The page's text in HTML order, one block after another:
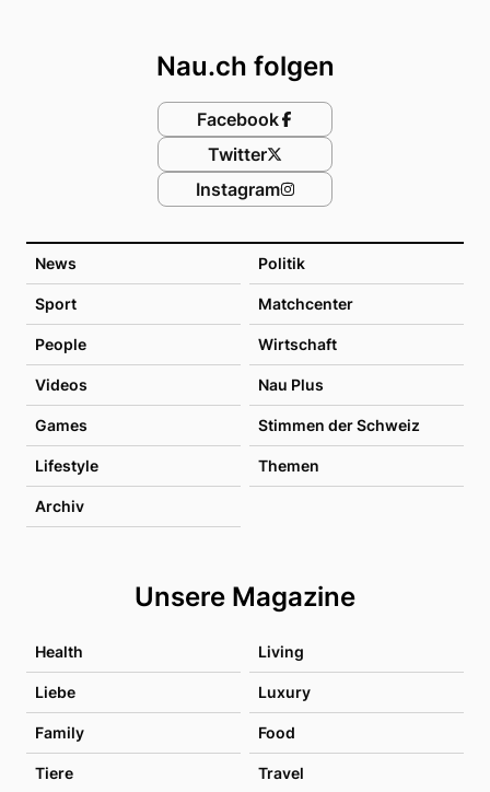
News Politik
Sport Matchcenter
People Wirtschaft
Videos Nau Plus
Games Stimmen der Schweiz
Lifestyle Themen
Archiv
Unsere Magazine
Health Living
Liebe Luxury
Family Food
Tiere Travel
Nau.ch folgen
Facebook
Twitter
Instagram